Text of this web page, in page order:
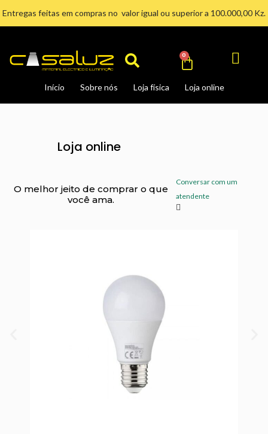
conteúdo
Entregas feitas em compras no valor igual ou superior a 100.000,00 Kz.
Search
Início Sobre nós Loja física Loja online
0
Loja online
O melhor jeito de comprar o que
você ama.
Conversar com um
atendente